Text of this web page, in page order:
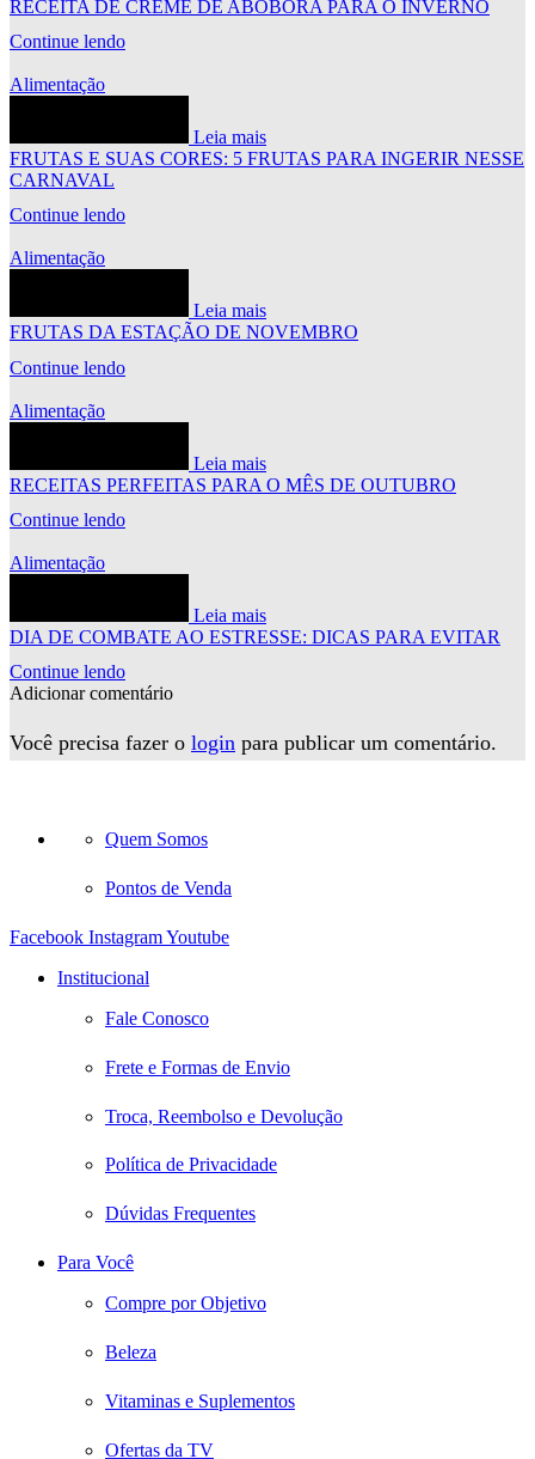
RECEITA DE CREME DE ABÓBORA PARA O INVERNO
Continue lendo
Alimentação
Leia mais
FRUTAS E SUAS CORES: 5 FRUTAS PARA INGERIR NESSE
CARNAVAL
Continue lendo
Alimentação
Leia mais
FRUTAS DA ESTAÇÃO DE NOVEMBRO
Continue lendo
Alimentação
Leia mais
RECEITAS PERFEITAS PARA O MÊS DE OUTUBRO
Continue lendo
Alimentação
Leia mais
DIA DE COMBATE AO ESTRESSE: DICAS PARA EVITAR
Continue lendo
Adicionar comentário
Você precisa fazer o login para publicar um comentário.
Quem Somos
Pontos de Venda
Facebook InstagramYoutube
Institucional
Fale Conosco
Frete e Formas de Envio
Troca, Reembolso e Devolução
Política de Privacidade
Dúvidas Frequentes
Para Você
Compre por Objetivo
Beleza
Vitaminas e Suplementos
Ofertas da TV